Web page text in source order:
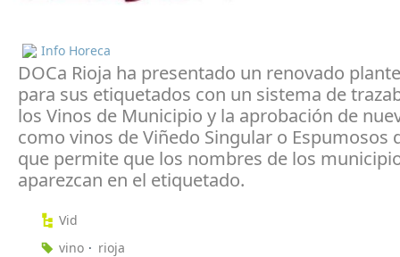
Info Horeca
DOCa Rioja ha presentado un renovado
para sus etiquetados con un sistema de
los Vinos de Municipio y la aprobación de
como vinos de Viñedo Singular o Espumosos
que permite que los nombres de los
aparezcan en el etiquetado.
Vid
vino
rioja